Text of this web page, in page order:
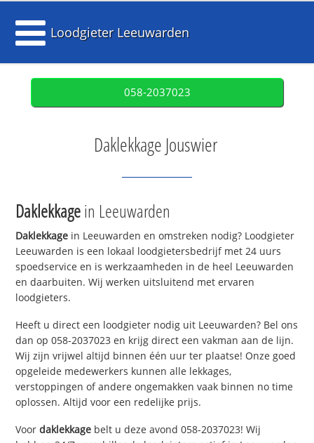
Loodgieter Leeuwarden
058-2037023
Daklekkage Jouswier
Daklekkagein Leeuwarden
Daklekkage in Leeuwarden en omstreken nodig? Loodgieter
Leeuwarden is een lokaal loodgietersbedrijf met 24 uurs
spoedservice en is werkzaamheden in de heel Leeuwarden
en daarbuiten. Wij werken uitsluitend met ervaren
loodgieters.
Heeft u direct een loodgieter nodig uit Leeuwarden? Bel ons
dan op 058-2037023 en krijg direct een vakman aan de lijn.
Wij zijn vrijwel altijd binnen één uur ter plaatse! Onze goed
opgeleide medewerkers kunnen alle lekkages,
verstoppingen of andere ongemakken vaak binnen no time
oplossen. Altijd voor een redelijke prijs.
Voordaklekkage belt u deze avond 058-2037023! Wij